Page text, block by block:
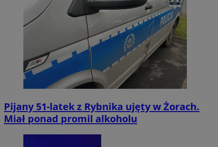
Pijany 51-latek z Rybnika ujęty w Żorach.
Miał ponad promil alkoholu